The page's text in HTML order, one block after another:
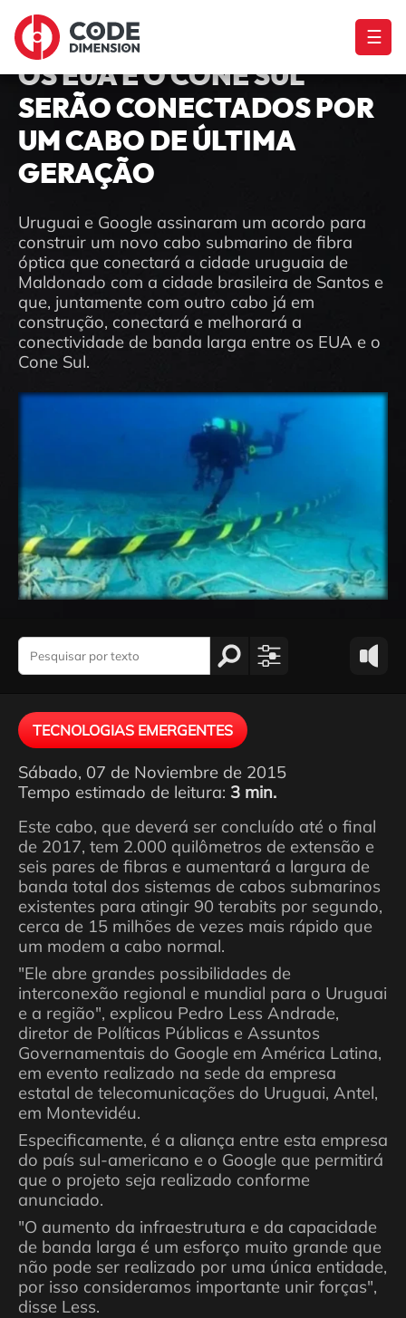
☰
OS EUA E O CONE SUL
SERÃO CONECTADOS POR
UM CABO DE ÚLTIMA
GERAÇÃO
Uruguai e Google assinaram um acordo para
construir um novo cabo submarino de fibra
óptica que conectará a cidade uruguaia de
Maldonado com a cidade brasileira de Santos e
que, juntamente com outro cabo já em
construção, conectará e melhorará a
conectividade de banda larga entre os EUA e o
Cone Sul.
TECNOLOGIAS EMERGENTES
Sábado, 07 de Noviembre de 2015
Tempo estimado de leitura: 3 min.
Este cabo, que deverá ser concluído até o final
de 2017, tem 2.000 quilômetros de extensão e
seis pares de fibras e aumentará a largura de
banda total dos sistemas de cabos submarinos
existentes para atingir 90 terabits por segundo,
cerca de 15 milhões de vezes mais rápido que
um modem a cabo normal.
"Ele abre grandes possibilidades de
interconexão regional e mundial para o Uruguai
e a região", explicou Pedro Less Andrade,
diretor de Políticas Públicas e Assuntos
Governamentais do Google em América Latina,
em evento realizado na sede da empresa
estatal de telecomunicações do Uruguai, Antel,
em Montevidéu.
Especificamente, é a aliança entre esta empresa
do país sul-americano e o Google que permitirá
que o projeto seja realizado conforme
anunciado.
"O aumento da infraestrutura e da capacidade
de banda larga é um esforço muito grande que
não pode ser realizado por uma única entidade,
por isso consideramos importante unir forças",
disse Less.